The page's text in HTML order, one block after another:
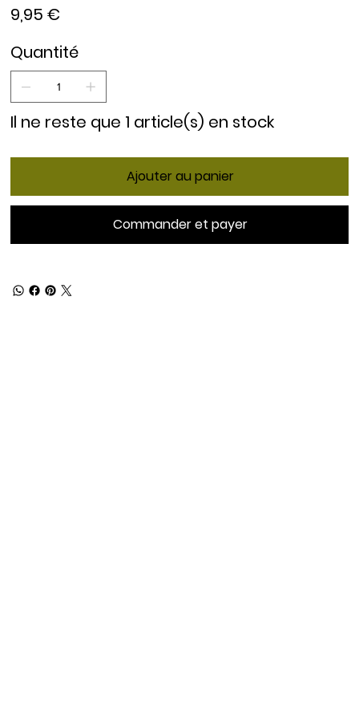
9,95 €
Quantité
Il ne reste que 1 article(s) en stock
Ajouter au panier
Commander et payer